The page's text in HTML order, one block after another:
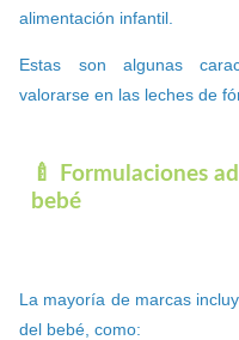
alimentación infantil.
Estas son algunas
valorarse en las leches de
🍼 Formulaciones
bebé
La mayoría de marcas
del bebé, como: